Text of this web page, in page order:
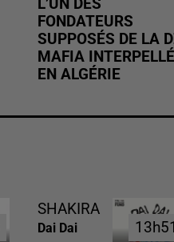
L’UN DES
FONDATEURS
SUPPOSÉS DE LA
MAFIA INTERPELLÉ
EN ALGÉRIE
SHAKIRA
Dai Dai 13h51
13h51